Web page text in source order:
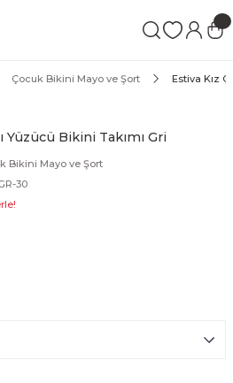
Çocuk Bikini Mayo ve Şort Estiva Kız
Yüzücü Bikini Takımı Gri
Bikini Mayo ve Şort
30